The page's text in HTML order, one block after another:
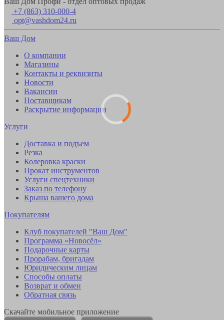
+7 (863) 310-000-4
opt@vashdom24.ru
Ваш Дом
О компании
Магазины
Контакты и реквизиты
Новости
Вакансии
Поставщикам
Раскрытие информации
Услуги
Доставка и подъем
Резка
Колеровка краски
Прокат инструментов
Услуги спецтехники
Заказ по телефону
Крыша вашего дома
Покупателям
Клуб покупателей "Ваш Дом"
Программа «Новосёл»
Подарочные карты
Прорабам, бригадам
Юридическим лицам
Способы оплаты
Возврат и обмен
Обратная связь
Скачайте мобильное приложение